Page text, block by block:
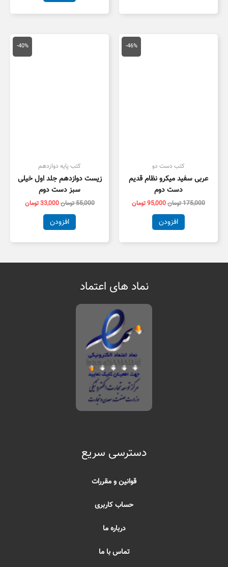
-46%
کتب دست دو
عربی سفید میکرو نظام قدیم
دست دوم
175,000تومان
175,000 تومان
95,000تومان
قیمت
فعلی
افزودن
-40%
کتب پایه دوازدهم
زیست دوازدهم جلد اول خیلی
سبز دست دوم
55,000تومان
55,000 تومان
33,000تومان
قیمت
فعلی
افزودن
نماد های اعتماد
دسترسی سریع
قوانین و مقررات
حساب کاربری
درباره ما
تماس با ما